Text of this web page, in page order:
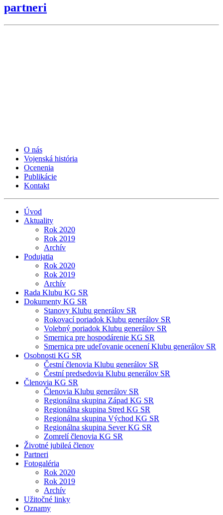
partneri
O nás
Vojenská história
Ocenenia
Publikácie
Kontakt
Úvod
Aktuality
Rok 2020
Rok 2019
Archív
Podujatia
Rok 2020
Rok 2019
Archív
Rada Klubu KG SR
Dokumenty KG SR
Stanovy Klubu generálov SR
Rokovací poriadok Klubu generálov SR
Volebný poriadok Klubu generálov SR
Smernica pre hospodárenie KG SR
Smernica pre udeľovanie ocenení Klubu generálov SR
Osobnosti KG SR
Čestní členovia Klubu generálov SR
Čestní predsedovia Klubu generálov SR
Členovia KG SR
Členovia Klubu generálov SR
Regionálna skupina Západ KG SR
Regionálna skupina Stred KG SR
Regionálna skupina Východ KG SR
Regionálna skupina Sever KG SR
Zomrelí členovia KG SR
Životné jubileá členov
Partneri
Fotogaléria
Rok 2020
Rok 2019
Archív
Užitočné linky
Oznamy